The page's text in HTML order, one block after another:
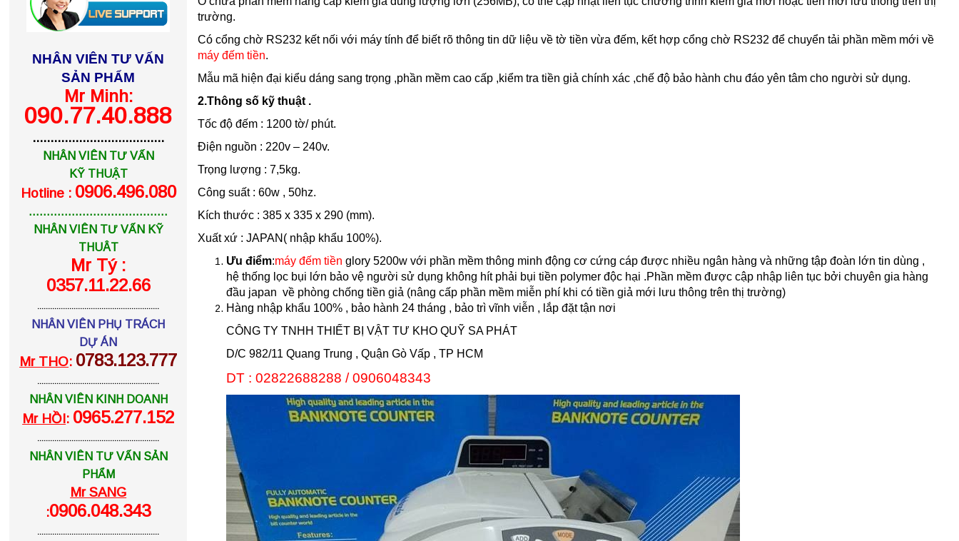
trường.
Có cổng chờ RS232 kết nối với máy tính để biết rõ thông tin dữ liệu về tờ tiền vừa đếm, kết hợp cổng chờ RS232 để chuyển tải phần mềm mới về
máy đếm tiền.
Mẫu mã hiện đại kiểu dáng sang trọng ,phần mềm cao cấp ,kiểm tra tiền giả chính xác ,chế độ bảo hành chu đáo yên tâm cho người sử dụng.
2.Thông số kỹ thuật .
Tốc độ đếm : 1200 tờ/ phút.
Điện nguồn : 220v – 240v.
Trọng lượng : 7,5kg.
Công suất : 60w , 50hz.
Kích thước : 385 x 335 x 290 (mm).
Xuất xứ : JAPAN( nhập khẩu 100%).
Ưu điểm:máy đếm tiền glory 5200w với phần mềm thông minh động cơ cứng cáp được nhiều ngân hàng và những tập đoàn lớn tin dùng ,
hệ thống lọc bụi lớn bảo vệ người sử dụng không hít phải bụi tiền polymer độc hại .Phần mềm được cập nhập liên tục bởi chuyên gia hàng
đầu japan về phòng chống tiền giả (nâng cấp phần mềm miễn phí khi có tiền giả mới lưu thông trên thị trường)
Hàng nhập khẩu 100% , bảo hành 24 tháng , bảo trì vĩnh viễn , lắp đặt tận nơi
CÔNG TY TNHH THIẾT BỊ VẬT TƯ KHO QUỸ SA PHÁT
D/C 982/11 Quang Trung , Quận Gò Vấp , TP HCM
DT : 02822688288 / 0906048343
NHÂN VIÊN TƯ VẤN
SẢN PHẨM
Mr Minh:
090.77.40.888
.....................................
NHÂN VIÊN TƯ VẤN
KỸ THUẬT
Hotline : 0906.496.080
.......................................
NHÂN VIÊN TƯ VẤN KỸ
THUÂT
Mr Tý :
0357.11.22.66
.........................................................
NHÂN VIÊN PHỤ TRÁCH
DỰ ÁN
Mr THO: 0783.123.777
.........................................................
NHÂN VIÊN KINH DOANH
Mr HỒI: 0965.277.152
.........................................................
NHÂN VIÊN TƯ VẤN SẢN
PHẨM
Mr SANG
:0906.048.343
.........................................................